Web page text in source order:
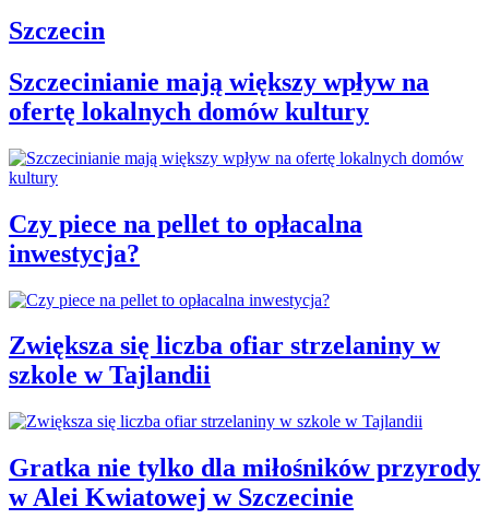
Szczecin
Szczecinianie mają większy wpływ na
ofertę lokalnych domów kultury
Czy piece na pellet to opłacalna
inwestycja?
Zwiększa się liczba ofiar strzelaniny w
szkole w Tajlandii
Gratka nie tylko dla miłośników przyrody
w Alei Kwiatowej w Szczecinie